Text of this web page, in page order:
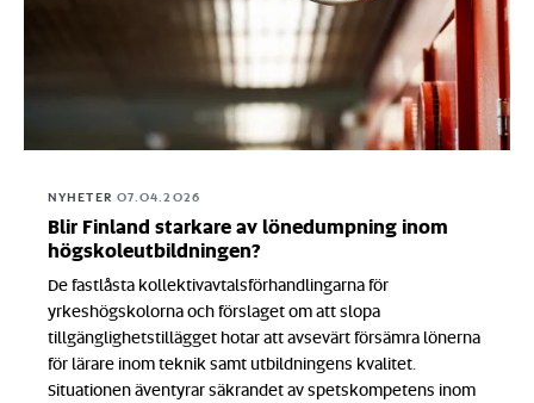
NYHETER 07.04.2026
Blir Finland starkare av lönedumpning inom
högskoleutbildningen?
De fastlåsta kollektivavtalsförhandlingarna för
yrkeshögskolorna och förslaget om att slopa
tillgänglighetstillägget hotar att avsevärt försämra lönerna
för lärare inom teknik samt utbildningens kvalitet.
Situationen äventyrar säkrandet av spetskompetens inom